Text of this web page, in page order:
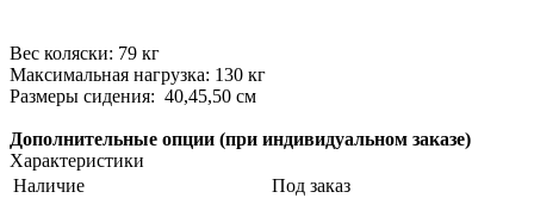
Вес коляски: 79 кг
Максимальная нагрузка: 130 кг
Размеры сидения: 40,45,50 см
Дополнительные опции (при индивидуальном заказе)
Характеристики
Наличие
Под заказ